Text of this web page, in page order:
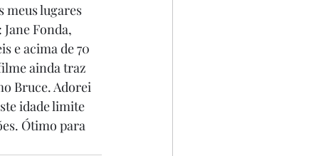
meus lugares
Fonda,
e acima de 70
ainda traz
Bruce. Adorei
idade limite
Ótimo para